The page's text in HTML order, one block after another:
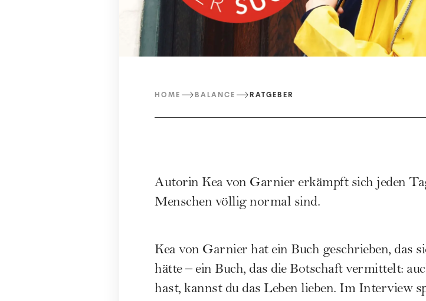
HOME BALANCE RATGEBER
Autorin Kea von Garnier erkämpft sich jeden
Menschen völlig normal sind.
Kea von Garnier hat ein Buch geschrieben, das
hätte – ein Buch, das die Botschaft vermittelt:
hast, kannst du das Leben lieben. Im Interview